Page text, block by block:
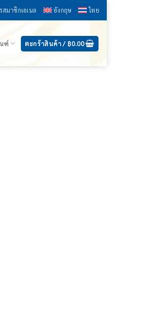
สมาชิกเอเนล อังกฤษ ไทย
ฑ์ ตะกร้าสินค้า / ฿0.00